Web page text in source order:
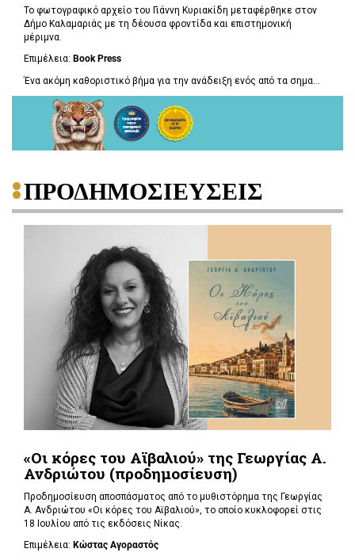
Το φωτογραφικό αρχείο του Γιάννη Κυριακίδη μεταφέρθηκε στον
Δήμο Καλαμαριάς με τη δέουσα φροντίδα και επιστημονική
μέριμνα.
Επιμέλεια: Book Press
Ένα ακόμη καθοριστικό βήμα για την ανάδειξη ενός από τα σημα...
ΠΡΟΔΗΜΟΣΙΕΥΣΕΙΣ
«Οι κόρες του Αϊβαλιού» της Γεωργίας Α.
Ανδριώτου (προδημοσίευση)
Προδημοσίευση αποσπάσματος από το μυθιστόρημα της Γεωργίας
Α. Ανδριώτου «Οι κόρες του Αϊβαλιού», το οποίο κυκλοφορεί στις
18 Ιουλίου από τις εκδόσεις Νίκας.
Επιμέλεια: Κώστας Αγοραστός